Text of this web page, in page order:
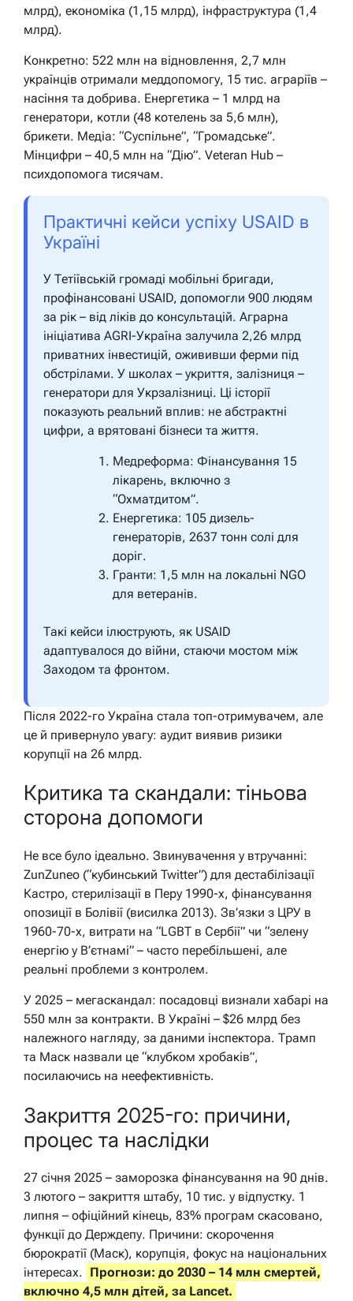
млрд), економіка (1,15 млрд), інфраструктура (1,4
млрд).
Конкретно: 522 млн на відновлення, 2,7 млн
українців отримали меддопомогу, 15 тис. аграріїв –
насіння та добрива. Енергетика – 1 млрд на
генератори, котли (48 котелень за 5,6 млн),
брикети. Медіа: “Суспільне”, “Громадське”.
Мінцифри – 40,5 млн на “Дію”. Veteran Hub –
психдопомога тисячам.
Практичні кейси успіху USAID в
Україні
У Тетіївській громаді мобільні бригади,
профінансовані USAID, допомогли 900 людям
за рік – від ліків до консультацій. Аграрна
ініціатива AGRI-Україна залучила 2,26 млрд
приватних інвестицій, ожививши ферми під
обстрілами. У школах – укриття, залізниця –
генератори для Укрзалізниці. Ці історії
показують реальний вплив: не абстрактні
цифри, а врятовані бізнеси та життя.
Медреформа: Фінансування 15
лікарень, включно з
“Охматдитом”.
Енергетика: 105 дизель-
генераторів, 2637 тонн солі для
доріг.
Гранти: 1,5 млн на локальні NGO
для ветеранів.
Такі кейси ілюструють, як USAID
адаптувалося до війни, стаючи мостом між
Заходом та фронтом.
Після 2022-го Україна стала топ-отримувачем, але
це й привернуло увагу: аудит виявив ризики
корупції на 26 млрд.
Критика та скандали: тіньова
сторона допомоги
Не все було ідеально. Звинувачення у втручанні:
ZunZuneo (“кубинський Twitter”) для дестабілізації
Кастро, стерилізації в Перу 1990-х, фінансування
опозиції в Болівії (висилка 2013). Зв’язки з ЦРУ в
1960-70-х, витрати на “LGBT в Сербії” чи “зелену
енергію у В’єтнамі” – часто перебільшені, але
реальні проблеми з контролем.
У 2025 – мегаскандал: посадовці визнали хабарі на
550 млн за контракти. В Україні – $26 млрд без
належного нагляду, за даними інспектора. Трамп
та Маск назвали це “клубком хробаків”,
посилаючись на неефективність.
Закриття 2025-го: причини,
процес та наслідки
27 січня 2025 – заморозка фінансування на 90 днів.
3 лютого – закриття штабу, 10 тис. у відпустку. 1
липня – офіційний кінець, 83% програм скасовано,
функції до Держдепу. Причини: скорочення
бюрократії (Маск), корупція, фокус на національних
інтересах. Прогнози: до 2030 – 14 млн смертей,
включно 4,5 млн дітей, за Lancet.